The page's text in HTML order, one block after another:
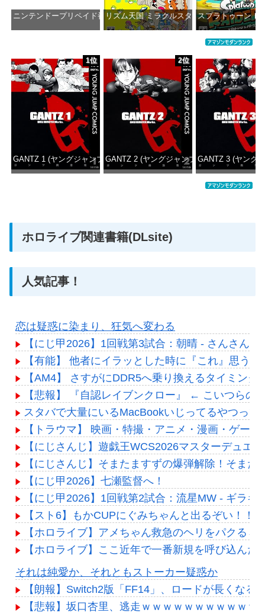
ニンテンドープリペイド番号 1000円|オンラインコード版
リズム天国 ミラクルスターズ -Switch
スプラトゥーン レ
1位
GANTZ 1 (ヤングジャンプコミックスDIGITAL)
2位
GANTZ 2 (ヤングジャンプコミックス
GANTZ 3 (ヤング
ホロライブ関連書籍(DLsite)
人気記事！
恋は疑惑に染まり、狂気へ変わる
【にじ甲2026】1回戦第3試合：朝晴 - さんさん
【有能】 他者にイラッとした時に『これ』思う
【AM4】 さすがにDDR5へ乗り換えるタイミング
【悲報】 『自認レイブンクロー』 ← こいつらの
スタバで大量にいるMacBookいじってるやつって
【トラウマ】 映画・特撮・アニメ・漫画・ゲー
【にじさんじ】遊戯王WCS2026マスターデュエ
【にじさんじ】そまたますずの爆弾解除！そまた
【にじ甲2026】七瀬監督へ！
【にじ甲2026】1回戦第2試合：流星MW - ギラ
【スト6】もかCUPにぐみちゃんと出るぞい！
【ホロライブ】アメちゃん救急のヘリをパクる→
【ホロライブ】ここ近年で一番新規を呼び込んだ
Powered by livedoor 相互RSS
それは純愛か、それともストーカー疑惑か
【朗報】Switch2版「FF14」、ロードが長くなる
【悲報】坂口杏里、逃走ｗｗｗｗｗｗｗｗｗｗｗ